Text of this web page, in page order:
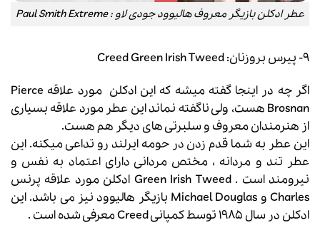
عطر ادکلن بازیگر معروف هالیوود جودی لاو : Paul Smith Extreme
۹- پیرس بروزنان: Creed Green Irish Tweed
اگر چه در اینجا گفته میشه که اینادکلن
مورد علاقه Pierce
Brosnan هست، ولی ناگفته نماند این
عطر مورد علاقه بسیاری
از هنرمندان معروف و سلبرتی های دیگر هم هست.
این عطر به شما قدم زدن در حومه ایرلند رو تداعی میکنه. این
عطر تند و مردانه ، مختص مردانی دارای اعتماد به نفس و
نیرومند است . Green Irish Tweed ادکلن مورد علاقه پرنس
Charles و Michael Douglas بازیگر هالیوود نیز می باشد. این
ادکلن در سال ۱۹۸۵ توسط کمپانی Creed معرفی شده است .